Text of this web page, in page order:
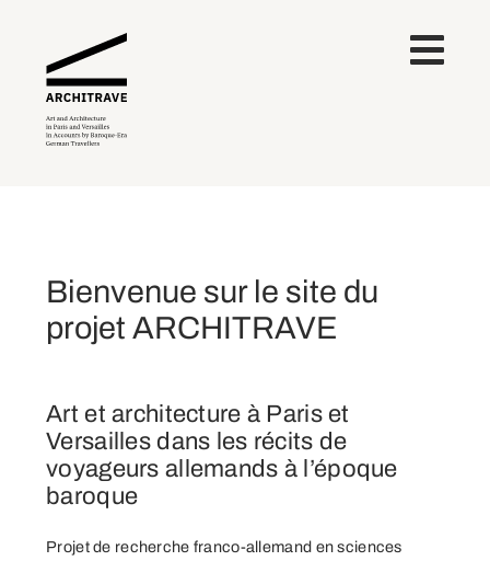
Bienvenue sur le site du
projet ARCHITRAVE
Art et architecture à Paris et
Versailles dans les récits de
voyageurs allemands à l’époque
baroque
Projet de recherche franco-allemand en sciences